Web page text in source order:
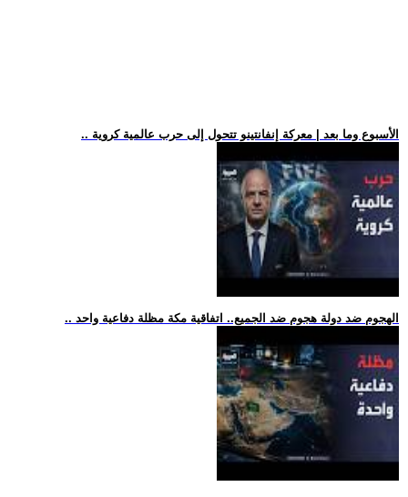
.. الأسبوع وما بعد | معركة إنفانتينو تتحول إلى حرب عالمية كروية
.. الهجوم ضد دولة هجوم ضد الجميع.. اتفاقية مكة مظلة دفاعية واحد